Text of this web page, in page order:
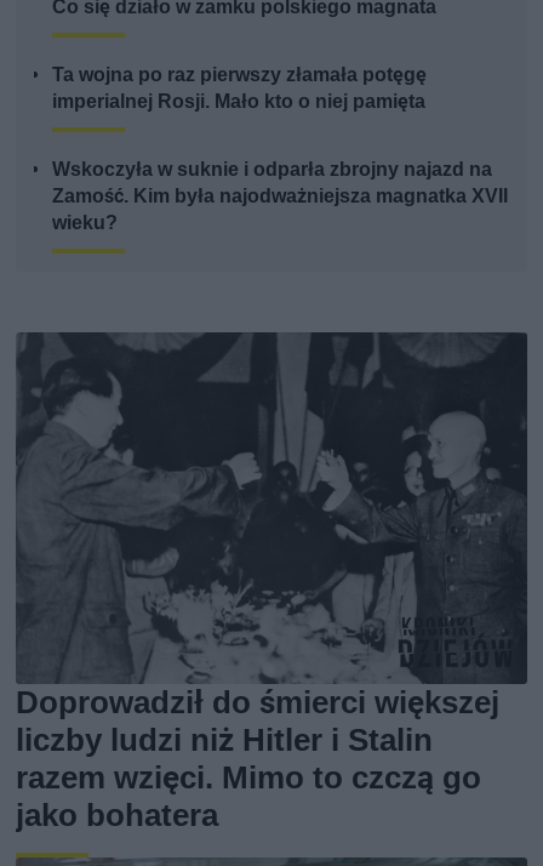
Co się działo w zamku polskiego magnata
Ta wojna po raz pierwszy złamała potęgę
imperialnej Rosji. Mało kto o niej pamięta
Wskoczyła w suknie i odparła zbrojny najazd na
Zamość. Kim była najodważniejsza magnatka XVII
wieku?
Doprowadził do śmierci większej
liczby ludzi niż Hitler i Stalin
razem wzięci. Mimo to czczą go
jako bohatera